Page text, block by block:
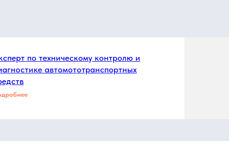
по техническому контролю и
автомототранспортных